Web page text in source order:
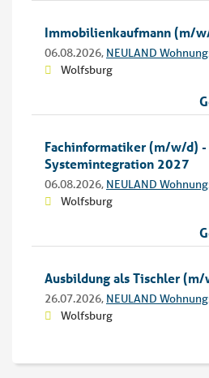
Immobilienkaufmann (m/
06.08.2026, NEULAND
Wolfsburg
Fachinformatiker (m/w/d) -
Systemintegration 2027
06.08.2026, NEULAND
Wolfsburg
Ausbildung als Tischler
26.07.2026, NEULAND
Wolfsburg